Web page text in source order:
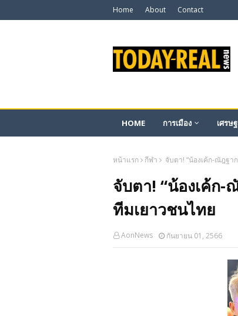
Home About Contact
HOME การเมือง เศรษ
หน้าแรก กีฬา จับตา! “น้องเค้ก-ณัฎฐา
จับตา! “น้องเค้ก
ทีมเยาวชนไทย
AonNews กันยายน 01, 2566